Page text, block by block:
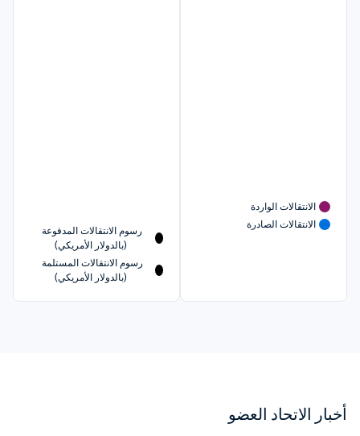
الانتقالات الواردة
الانتقالات الصادرة
رسوم الانتقالات المدفوعة
(بالدولار الأمريكي)
(بالدولار الأمريكي)
أخبار الاتحاد العضو